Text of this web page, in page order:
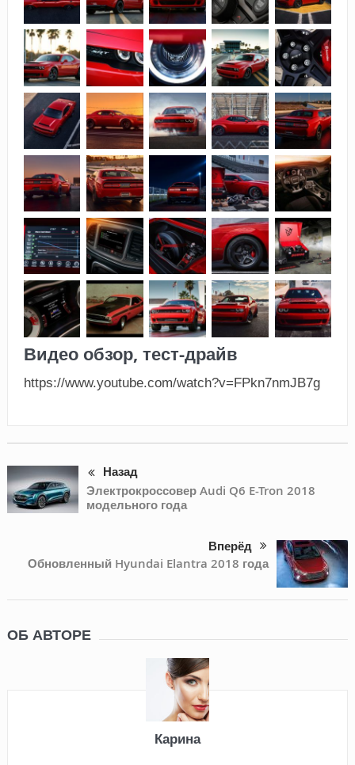
Видео обзор, тест-драйв
https://www.youtube.com/watch?v=FPkn7nmJB7g
Назад
Электрокроссовер Audi Q6 E-Tron 2018
модельного года
Вперёд
Обновленный Hyundai Elantra 2018 года
ОБ АВТОРЕ
Карина